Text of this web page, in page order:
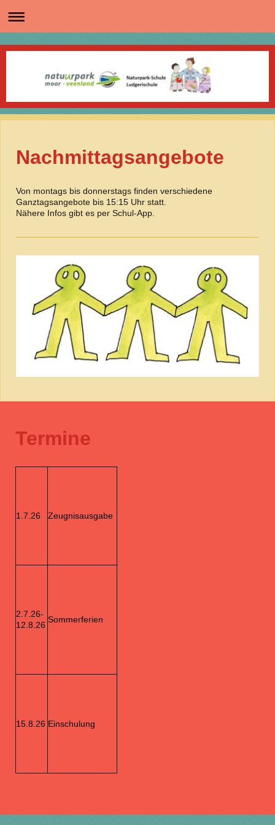
Nachmittagsangebote
Von montags bis donnerstags finden verschiedene
Ganztagsangebote bis 15:15 Uhr statt.
Nähere Infos gibt es per Schul-App.
Termine
1.7.26 Zeugnisausgabe
2.7.26-
12.8.26
Sommerferien
15.8.26 Einschulung